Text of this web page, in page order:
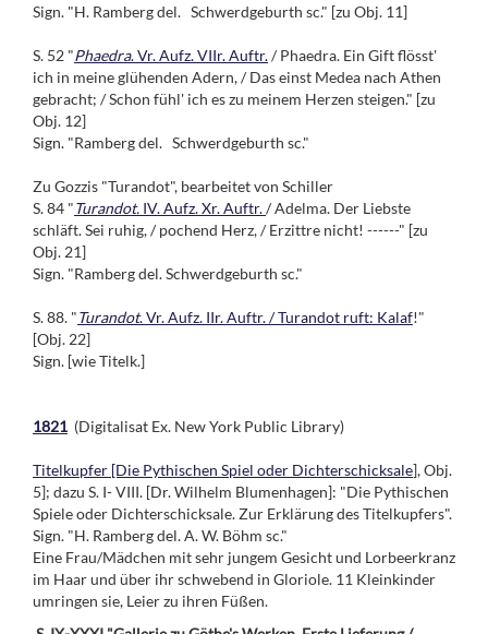
Sign. "H. Ramberg del. Schwerdgeburth sc." [zu Obj. 11]
S. 52 "Phaedra. Vr. Aufz. VIIr. Auftr./ Phaedra. Ein Gift flösst'
ich in meine glühenden Adern, / Das einst Medea nach Athen
gebracht; / Schon fühl' ich es zu meinem Herzen steigen." [zu
Obj. 12]
Sign. "Ramberg del. Schwerdgeburth sc."
Zu Gozzis "Turandot", bearbeitet von Schiller
S. 84 "Turandot. IV. Aufz. Xr. Auftr./ Adelma. Der Liebste
schläft. Sei ruhig, / pochend Herz, / Erzittre nicht! ------" [zu
Obj. 21]
Sign. "Ramberg del. Schwerdgeburth sc."
S. 88. "Turandot. Vr. Aufz. IIr. Auftr. / Turandot ruft: Kalaf!"
[Obj. 22]
Sign. [wie Titelk.]
1821 (Digitalisat Ex. New York Public Library)
Titelkupfer [Die Pythischen Spiel oder Dichterschicksale], Obj.
5]; dazu S. I- VIII. [Dr. Wilhelm Blumenhagen]: "Die Pythischen
Spiele oder Dichterschicksale. Zur Erklärung des Titelkupfers".
Sign. "H. Ramberg del. A. W. Böhm sc."
Eine Frau/Mädchen mit sehr jungem Gesicht und Lorbeerkranz
im Haar und über ihr schwebend in Gloriole. 11 Kleinkinder
umringen sie, Leier zu ihren Füßen.